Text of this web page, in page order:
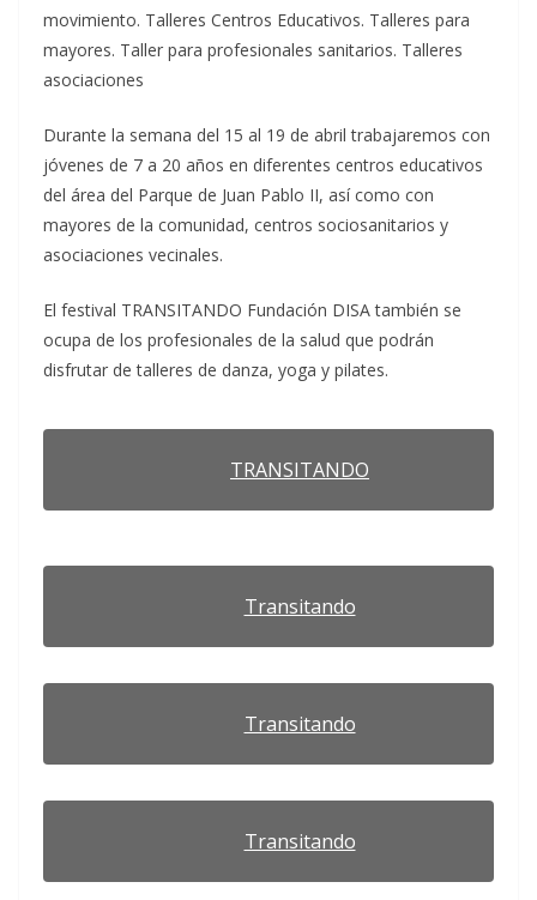
movimiento. Talleres Centros Educativos. Talleres para
mayores. Taller para profesionales sanitarios. Talleres
asociaciones
Durante la semana del 15 al 19 de abril trabajaremos con
jóvenes de 7 a 20 años en diferentes centros educativos
del área del Parque de Juan Pablo II, así como con
mayores de la comunidad, centros sociosanitarios y
asociaciones vecinales.
El festival TRANSITANDO Fundación DISA también se
ocupa de los profesionales de la salud que podrán
disfrutar de talleres de danza, yoga y pilates.
TRANSITANDO
Transitando
Transitando
Transitando